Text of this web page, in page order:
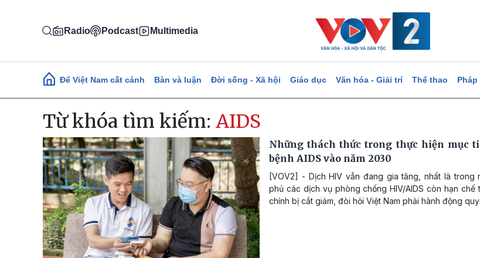
Radio Podcast Multimedia
Main navigation
Để Việt Nam cất cánh Bàn và luận Đời sống - Xã hội Giáo dục Văn hóa - Giải trí Thể thao
Từ khóa tìm kiếm: AIDS
Những thách thức trong thực hiện mục
bệnh AIDS vào năm 2030
[VOV2] - Dịch HIV vẫn đang gia tăng, nhất là trong
phủ các dịch vụ phòng chống HIV/AIDS còn hạn chế
chính bị cắt giảm, đòi hỏi Việt Nam phải hành động